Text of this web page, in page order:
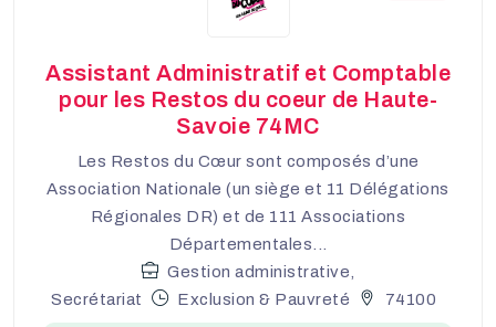
Assistant Administratif et Comptable
pour les Restos du coeur de Haute-
Savoie 74MC
Les Restos du Cœur sont composés d’une
Association Nationale (un siège et 11 Délégations
Régionales DR) et de 111 Associations
Départementales...
Gestion administrative,
Secrétariat
Exclusion & Pauvreté 74100